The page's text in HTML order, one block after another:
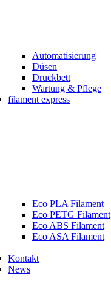
Automatisierung
Düsen
Druckbett
Wartung & Pflege
filament express
Eco PLA Filament
Eco PETG Filament
Eco ABS Filament
Eco ASA Filament
Kontakt
News